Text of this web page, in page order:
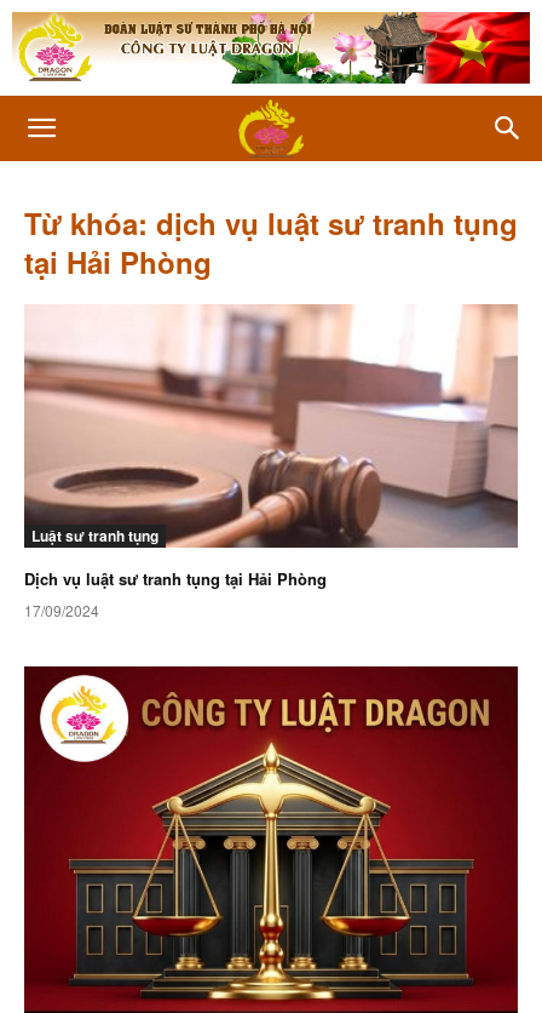
Từ khóa: dịch vụ luật sư tranh tụng
tại Hải Phòng
Luật sư tranh tụng
Dịch vụ luật sư tranh tụng tại Hải Phòng
17/09/2024